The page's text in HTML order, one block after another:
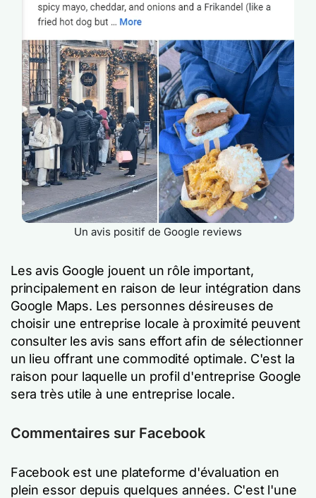
Un avis positif de Google reviews
Les avis Google jouent un rôle important,
principalement en raison de leur intégration dans
Google Maps. Les personnes désireuses de
choisir une entreprise locale à proximité peuvent
consulter les avis sans effort afin de sélectionner
un lieu offrant une commodité optimale. C'est la
raison pour laquelle un profil d'entreprise Google
sera très utile à une entreprise locale.
Commentaires sur Facebook
Facebook est une plateforme d'évaluation en
plein essor depuis quelques années. C'est l'une